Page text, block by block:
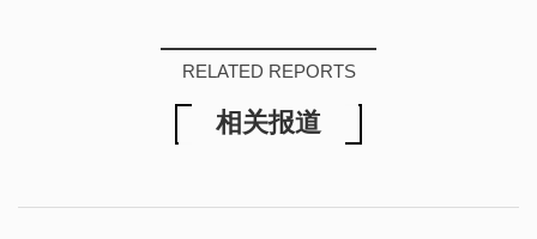
RELATED REPORTS
相关报道